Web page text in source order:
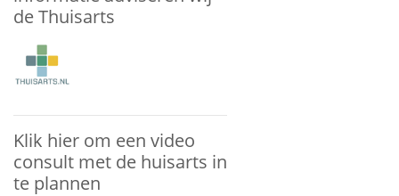
de Thuisarts
Klik hier om een video
consult met de huisarts in
te plannen